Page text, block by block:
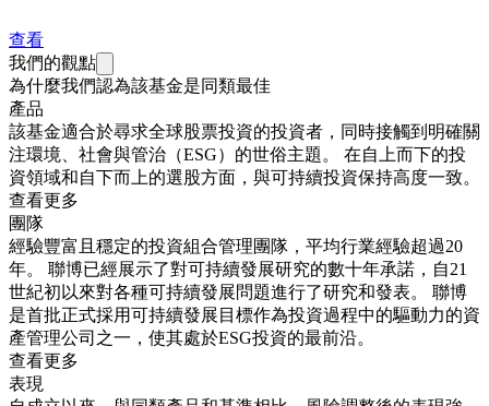
查看
我們的觀點
為什麼我們認為該基金是同類最佳
產品
該基金適合於尋求全球股票投資的投資者，同時接觸到明確關
注環境、社會與管治（ESG）的世俗主題。 在自上而下的投
資領域和自下而上的選股方面，與可持續投資保持高度一致。
查看更多
團隊
經驗豐富且穩定的投資組合管理團隊，平均行業經驗超過20
年。 聯博已經展示了對可持續發展研究的數十年承諾，自21
世紀初以來對各種可持續發展問題進行了研究和發表。 聯博
是首批正式採用可持續發展目標作為投資過程中的驅動力的資
產管理公司之一，使其處於ESG投資的最前沿。
查看更多
表現